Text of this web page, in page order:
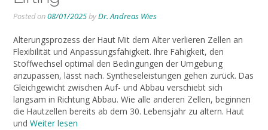
Posted on08/01/2025byDr. Andreas Wies
Alterungsprozess der Haut Mit dem Alter verlieren Zellen an
Flexibilität und Anpassungsfähigkeit. Ihre Fähigkeit, den
Stoffwechsel optimal den Bedingungen der Umgebung
anzupassen, lässt nach. Syntheseleistungen gehen zurück. Das
Gleichgewicht zwischen Auf- und Abbau verschiebt sich
langsam in Richtung Abbau. Wie alle anderen Zellen, beginnen
die Hautzellen bereits ab dem 30. Lebensjahr zu altern. Haut
und Weiter lesen